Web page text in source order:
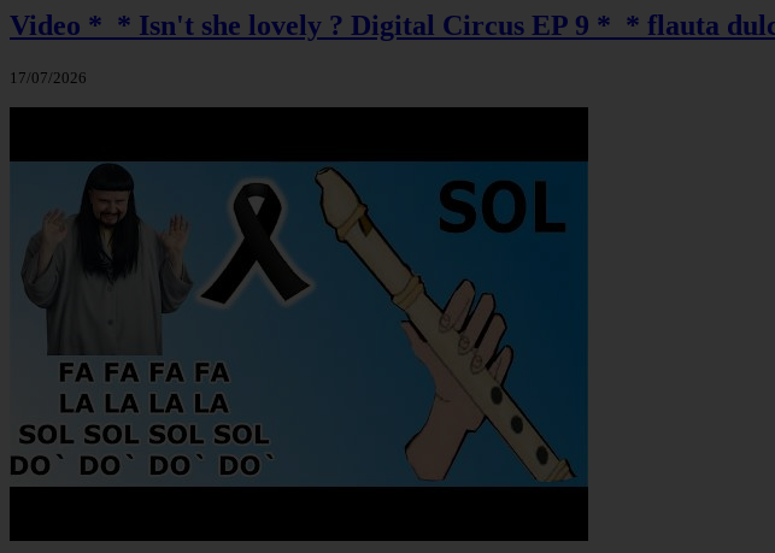
Video *_* Isn't she lovely ? Digital Circus EP 9 *_* flauta
17/07/2026